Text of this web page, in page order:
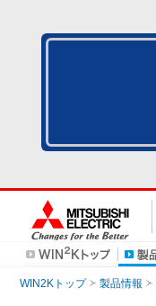
WIN2Kトップ 製品情報